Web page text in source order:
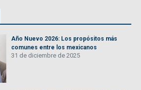
Año Nuevo 2026: Los propósitos más
comunes entre los mexicanos
31 de diciembre de 2025